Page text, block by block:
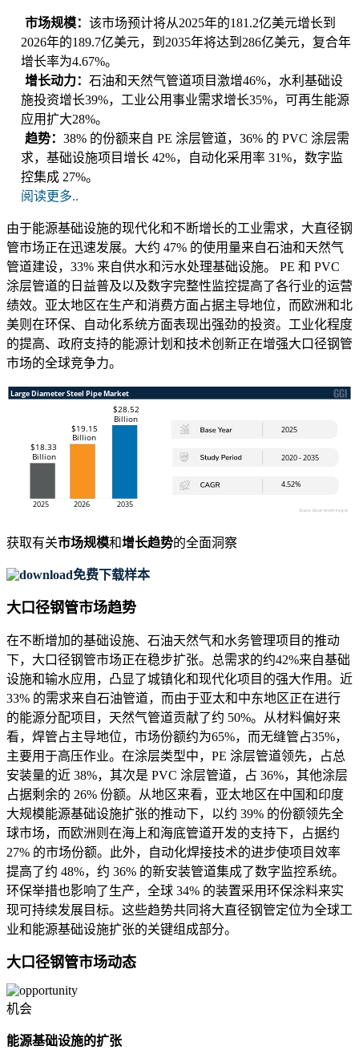
市场规模： 该市场预计将从2025年的181.2亿美元增长到
2026年的189.7亿美元，到2035年将达到286亿美元，复合年
增长率为4.67%。
增长动力： 石油和天然气管道项目激增46%，水利基础设
施投资增长39%，工业公用事业需求增长35%，可再生能源
应用扩大28%。
趋势： 38% 的份额来自 PE 涂层管道，36% 的 PVC 涂层需
求，基础设施项目增长 42%，自动化采用率 31%，数字监
控集成 27%。
阅读更多..
由于能源基础设施的现代化和不断增长的工业需求，大直径钢
管市场正在迅速发展。大约 47% 的使用量来自石油和天然气
管道建设，33% 来自供水和污水处理基础设施。 PE 和 PVC
涂层管道的日益普及以及数字完整性监控提高了各行业的运营
绩效。亚太地区在生产和消费方面占据主导地位，而欧洲和北
美则在环保、自动化系统方面表现出强劲的投资。工业化程度
的提高、政府支持的能源计划和技术创新正在增强大口径钢管
市场的全球竞争力。
获取有关市场规模和增长趋势的全面洞察
免费下载样本
大口径钢管市场趋势
在不断增加的基础设施、石油天然气和水务管理项目的推动
下，大口径钢管市场正在稳步扩张。总需求的约42%来自基础
设施和输水应用，凸显了城镇化和现代化项目的强大作用。近
33% 的需求来自石油管道，而由于亚太和中东地区正在进行
的能源分配项目，天然气管道贡献了约 50%。从材料偏好来
看，焊管占主导地位，市场份额约为65%，而无缝管占35%，
主要用于高压作业。在涂层类型中，PE 涂层管道领先，占总
安装量的近 38%，其次是 PVC 涂层管道，占 36%，其他涂层
占据剩余的 26% 份额。从地区来看，亚太地区在中国和印度
大规模能源基础设施扩张的推动下，以约 39% 的份额领先全
球市场，而欧洲则在海上和海底管道开发的支持下，占据约
27% 的市场份额。此外，自动化焊接技术的进步使项目效率
提高了约 48%，约 36% 的新安装管道集成了数字监控系统。
环保举措也影响了生产，全球 34% 的装置采用环保涂料来实
现可持续发展目标。这些趋势共同将大直径钢管定位为全球工
业和能源基础设施扩张的关键组成部分。
大口径钢管市场动态
机会
能源基础设施的扩张